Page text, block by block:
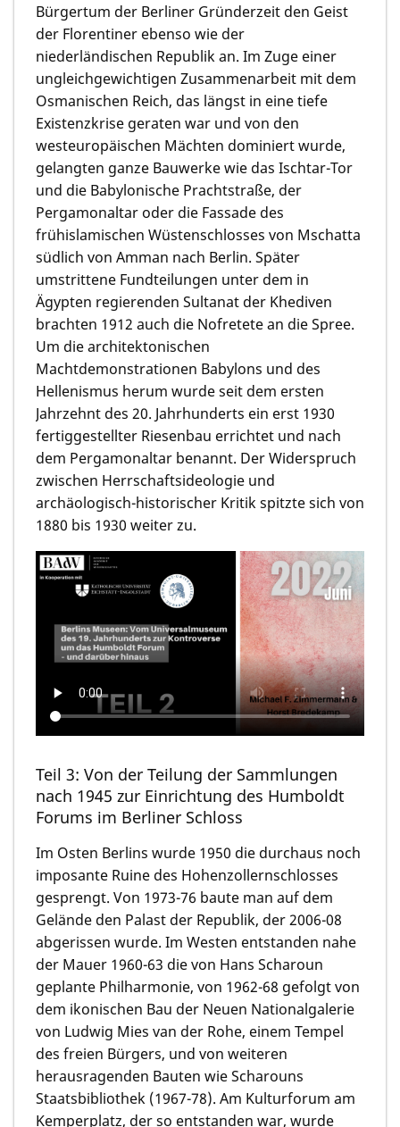
Bürgertum der Berliner Gründerzeit den Geist
der Florentiner ebenso wie der
niederländischen Republik an. Im Zuge einer
ungleichgewichtigen Zusammenarbeit mit dem
Osmanischen Reich, das längst in eine tiefe
Existenzkrise geraten war und von den
westeuropäischen Mächten dominiert wurde,
gelangten ganze Bauwerke wie das Ischtar-Tor
und die Babylonische Prachtstraße, der
Pergamonaltar oder die Fassade des
frühislamischen Wüstenschlosses von Mschatta
südlich von Amman nach Berlin. Später
umstrittene Fundteilungen unter dem in
Ägypten regierenden Sultanat der Khediven
brachten 1912 auch die Nofretete an die Spree.
Um die architektonischen
Machtdemonstrationen Babylons und des
Hellenismus herum wurde seit dem ersten
Jahrzehnt des 20. Jahrhunderts ein erst 1930
fertiggestellter Riesenbau errichtet und nach
dem Pergamonaltar benannt. Der Widerspruch
zwischen Herrschaftsideologie und
archäologisch-historischer Kritik spitzte sich von
1880 bis 1930 weiter zu.
Teil 3: Von der Teilung der Sammlungen
nach 1945 zur Einrichtung des Humboldt
Forums im Berliner Schloss
Im Osten Berlins wurde 1950 die durchaus noch
imposante Ruine des Hohenzollernschlosses
gesprengt. Von 1973-76 baute man auf dem
Gelände den Palast der Republik, der 2006-08
abgerissen wurde. Im Westen entstanden nahe
der Mauer 1960-63 die von Hans Scharoun
geplante Philharmonie, von 1962-68 gefolgt von
dem ikonischen Bau der Neuen Nationalgalerie
von Ludwig Mies van der Rohe, einem Tempel
des freien Bürgers, und von weiteren
herausragenden Bauten wie Scharouns
Staatsbibliothek (1967-78). Am Kulturforum am
Kemperplatz, der so entstanden war, wurde